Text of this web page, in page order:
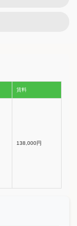
賃料
138,000円